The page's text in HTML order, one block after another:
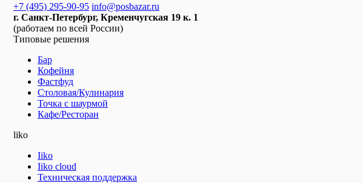
+7 (495) 295-90-95 info@posbazar.ru
г. Санкт-Петербург, Кременчугская 19 к. 1
(работаем по всей России)
Типовые решения
Бар
Кофейня
Фастфуд
Столовая/Кулинария
Точка с шаурмой
Кафе/Ресторан
liko
Iiko
Iiko cloud
Техническая поддержка